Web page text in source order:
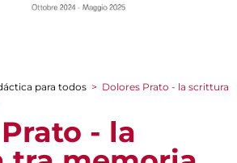
para todos > Dolores Prato - la scrittura
- la